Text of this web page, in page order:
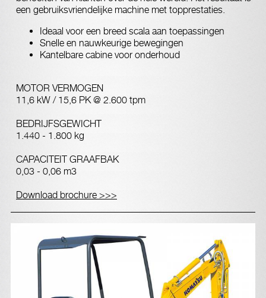
een gebruiksvriendelijke machine met topprestaties.
Ideaal voor een breed scala aan toepassingen
Snelle en nauwkeurige bewegingen
Kantelbare cabine voor onderhoud
MOTOR VERMOGEN
11,6 kW / 15,6 PK @ 2.600 tpm
BEDRIJFSGEWICHT
1.440 - 1.800 kg
CAPACITEIT GRAAFBAK
0,03 - 0,06 m3
Download brochure >>>